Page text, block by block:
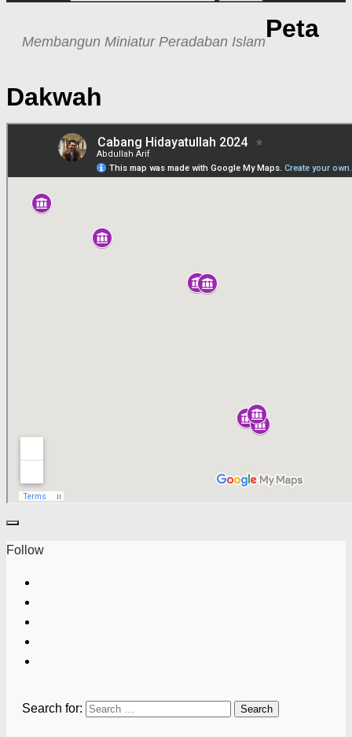
Membangun Miniatur Peradaban IslamPeta
Dakwah
Follow
Search for: